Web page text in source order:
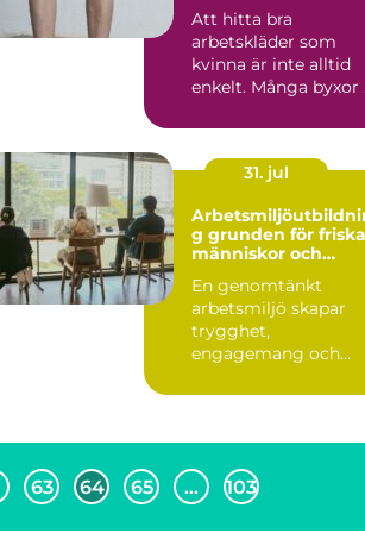
Att hitta bra
arbetskläder som
kvinna är inte alltid
enkelt. Många byxor
hand ...
31. jul
g grunden för friska
människor och
En genomtänkt
arbetsmiljö skapar
trygghet,
engagemang och
hamnar
63 64 65 … 103